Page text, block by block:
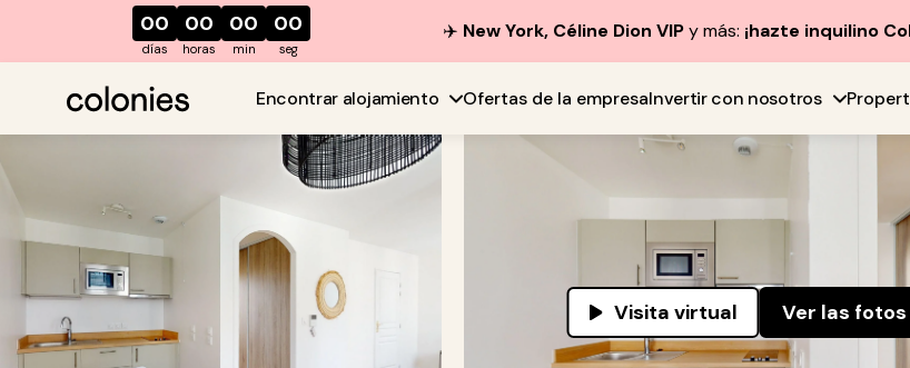
00
días
00
horas
00
min
00
seg
✈️ New York, Céline Dion VIPy más: ¡hazte inquilino
Encontrar alojamiento Ofertas de la empresaInvertir con nosotros
Visita virtual Ver las fotos